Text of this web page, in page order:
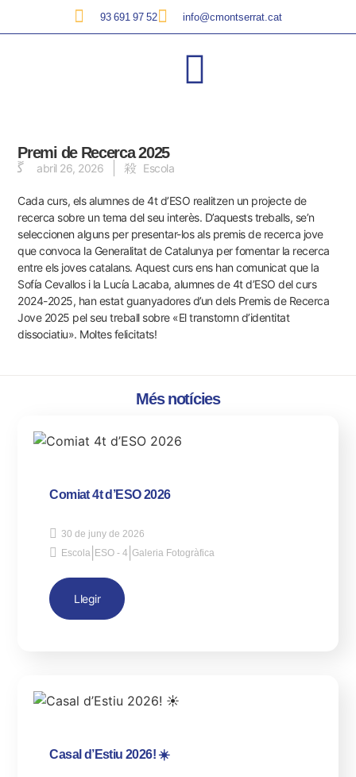
93 691 97 52 info@cmontserrat.cat
Premi de Recerca 2025
abril 26, 2026 Escola
Cada curs, els alumnes de 4t d’ESO realitzen un projecte de
recerca sobre un tema del seu interès. D’aquests treballs, se’n
seleccionen alguns per presentar-los als premis de recerca jove
que convoca la Generalitat de Catalunya per fomentar la recerca
entre els joves catalans. Aquest curs ens han comunicat que la
Sofía Cevallos i la Lucía Lacaba, alumnes de 4t d’ESO del curs
2024-2025, han estat guanyadores d’un dels Premis de Recerca
Jove 2025 pel seu treball sobre «El transtornn d’identitat
dissociatiu». Moltes felicitats!
Més notícies
Comiat 4t d’ESO 2026
30 de juny de 2026
Escola ESO - 4 |Galeria Fotogràfica
Llegir
Casal d’Estiu 2026! ☀️